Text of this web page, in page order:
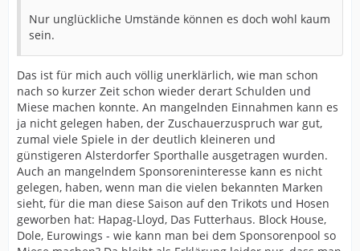
Nur unglückliche Umstände können es doch wohl kaum
sein.
Das ist für mich auch völlig unerklärlich, wie man schon
nach so kurzer Zeit schon wieder derart Schulden und
Miese machen konnte. An mangelnden Einnahmen kann es
ja nicht gelegen haben, der Zuschauerzuspruch war gut,
zumal viele Spiele in der deutlich kleineren und
günstigeren Alsterdorfer Sporthalle ausgetragen wurden.
Auch an mangelndem Sponsoreninteresse kann es nicht
gelegen, haben, wenn man die vielen bekannten Marken
sieht, für die man diese Saison auf den Trikots und Hosen
geworben hat: Hapag-Lloyd, Das Futterhaus. Block House,
Dole, Eurowings - wie kann man bei dem Sponsorenpool so